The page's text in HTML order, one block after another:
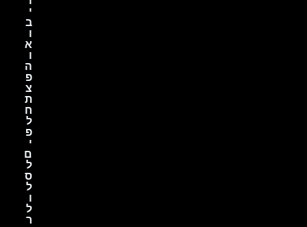
י
ב
ו
א
ו
ה
פ
צ
ת
ח
ל
פ
י
ם
ל
ס
ל
ו
ל
ר